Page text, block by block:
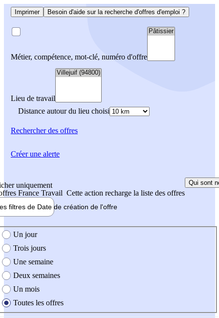
Imprimer Besoin d'aide sur la recherche d'offres d'emploi ?
Métier, compétence, mot-clé, numéro d'offre
Lieu de travail
Distance autour du lieu choisi
Rechercherdes offres
uniquement
France Travail Cette action recharge la liste des offres
Qui sont
filtres de Date de création de l'offre
création de l'offre
Un jour
Trois jours
Une semaine
Deux semaines
Un mois
Toutes les offres
Créer une alerte